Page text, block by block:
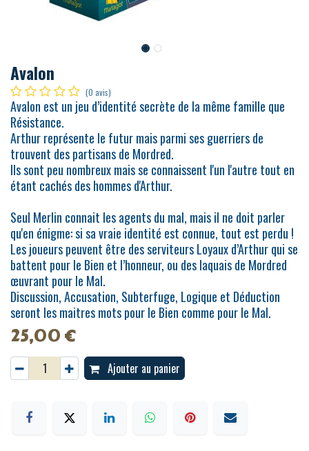
Avalon
(0 avis)
Avalon est un jeu d’identité secrète de la même famille que
Résistance.
Arthur représente le futur mais parmi ses guerriers de
trouvent des partisans de Mordred.
Ils sont peu nombreux mais se connaissent l'un l'autre tout en
étant cachés des hommes d'Arthur.
Seul Merlin connait les agents du mal, mais il ne doit parler
qu'en énigme: si sa vraie identité est connue, tout est perdu !
Les joueurs peuvent être des serviteurs Loyaux d’Arthur qui se
battent pour le Bien et l’honneur, ou des laquais de Mordred
œuvrant pour le Mal.
Discussion, Accusation, Subterfuge, Logique et Déduction
seront les maitres mots pour le Bien comme pour le Mal.
25,00€
Ajouter au panier